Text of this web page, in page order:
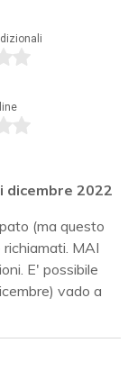
dicembre 2022
(ma questo
MAI
E' possibile
vado a